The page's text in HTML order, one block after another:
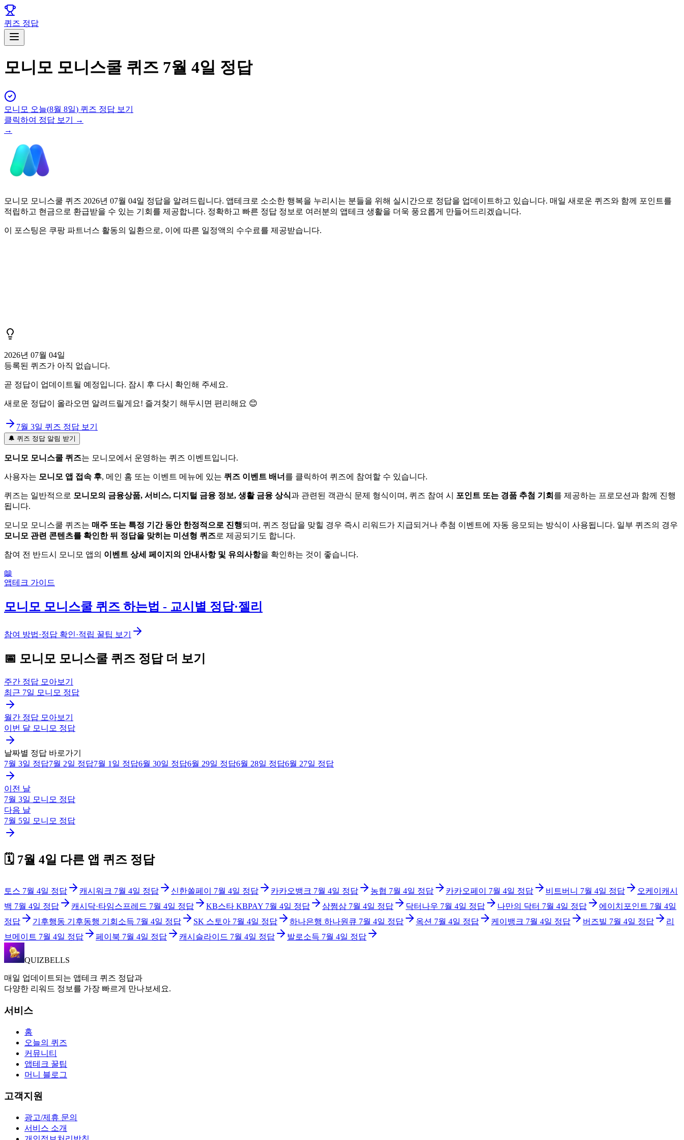
퀴즈 정답
모니모 모니스쿨 퀴즈 7월 4일 정답
모니모 오늘(8월 8일) 퀴즈 정답 보기
클릭하여 정답 보기 →
→
모니모 모니스쿨 퀴즈 2026년 07월 04일 정답을 알려드립니다. 앱테크로 소소한 행복을 누리시는 분들을 위해 실시간으로 정답을 업데이트하고 있습니다. 매일 새로운 퀴즈와 함께 포인트를
적립하고 현금으로 환급받을 수 있는 기회를 제공합니다. 정확하고 빠른 정답 정보로 여러분의 앱테크 생활을 더욱 풍요롭게 만들어드리겠습니다.
이 포스팅은 쿠팡 파트너스 활동의 일환으로, 이에 따른 일정액의 수수료를 제공받습니다.
2026년 07월 04일
등록된 퀴즈가 아직 없습니다.
곧 정답이 업데이트될 예정입니다. 잠시 후 다시 확인해 주세요.
새로운 정답이 올라오면 알려드릴게요! 즐겨찾기 해두시면 편리해요 😊
7월 3일 퀴즈 정답 보기
🔔 퀴즈 정답 알림 받기
모니모 모니스쿨 퀴즈는 모니모에서 운영하는 퀴즈 이벤트입니다.
사용자는 모니모 앱 접속 후, 메인 홈 또는 이벤트 메뉴에 있는 퀴즈 이벤트 배너 를 클릭하여 퀴즈에 참여할 수 있습니다.
퀴즈는 일반적으로 모니모의 금융상품, 서비스, 디지털 금융 정보, 생활 금융 상식과 관련된 객관식 문제 형식이며, 퀴즈 참여 시 포인트 또는 경품 추첨 기회 를 제공하는 프로모션과 함께 진행
됩니다.
모니모 모니스쿨 퀴즈는 매주 또는 특정 기간 동안 한정적으로 진행되며, 퀴즈 정답을 맞힐 경우 즉시 리워드가 지급되거나 추첨 이벤트에 자동 응모되는 방식이 사용됩니다. 일부 퀴즈의 경우
모니모 관련 콘텐츠를 확인한 뒤 정답을 맞히는 미션형 퀴즈로 제공되기도 합니다.
참여 전 반드시 모니모 앱의 이벤트 상세 페이지의 안내사항 및 유의사항을 확인하는 것이 좋습니다.
📖
앱테크 가이드
모니모 모니스쿨 퀴즈 하는법 - 교시별 정답·젤리
참여 방법·정답 확인·적립 꿀팁 보기
📅 모니모 모니스쿨 퀴즈 정답 더 보기
주간 정답 모아보기
최근 7일 모니모 정답
월간 정답 모아보기
이번 달 모니모 정답
날짜별 정답 바로가기
7월 3일 정답7월 2일 정답7월 1일 정답6월 30일 정답6월 29일 정답6월 28일 정답6월 27일 정답
이전 날
7월 3일 모니모 정답
다음 날
7월 5일 모니모 정답
🗓️ 7월 4일 다른 앱 퀴즈 정답
토스 7월 4일 정답 캐시워크 7월 4일 정답 신한쏠페이 7월 4일 정답 카카오뱅크 7월 4일 정답 농협 7월 4일 정답 카카오페이 7월 4일 정답 비트버니 7월 4일 정답
오케이캐시
백 7월 4일 정답 캐시닥·타임스프레드 7월 4일 정답 KB스타 KBPAY 7월 4일 정답 삼쩜삼 7월 4일 정답 닥터나우 7월 4일 정답 나만의 닥터 7월 4일 정답 에이치포인트 7월 4일
정답
기후행동 기후동행 기회소득 7월 4일 정답 SK 스토아 7월 4일 정답 하나은행 하나원큐 7월 4일 정답 옥션 7월 4일 정답 케이뱅크 7월 4일 정답 버즈빌 7월 4일 정답
리
브메이트 7월 4일 정답 페이북 7월 4일 정답 캐시슬라이드 7월 4일 정답 발로소득 7월 4일 정답
QUIZBELLS
매일 업데이트되는 앱테크 퀴즈 정답과
다양한 리워드 정보를 가장 빠르게 만나보세요.
서비스
홈
오늘의 퀴즈
커뮤니티
앱테크 꿀팁
머니 블로그
고객지원
광고/제휴 문의
서비스 소개